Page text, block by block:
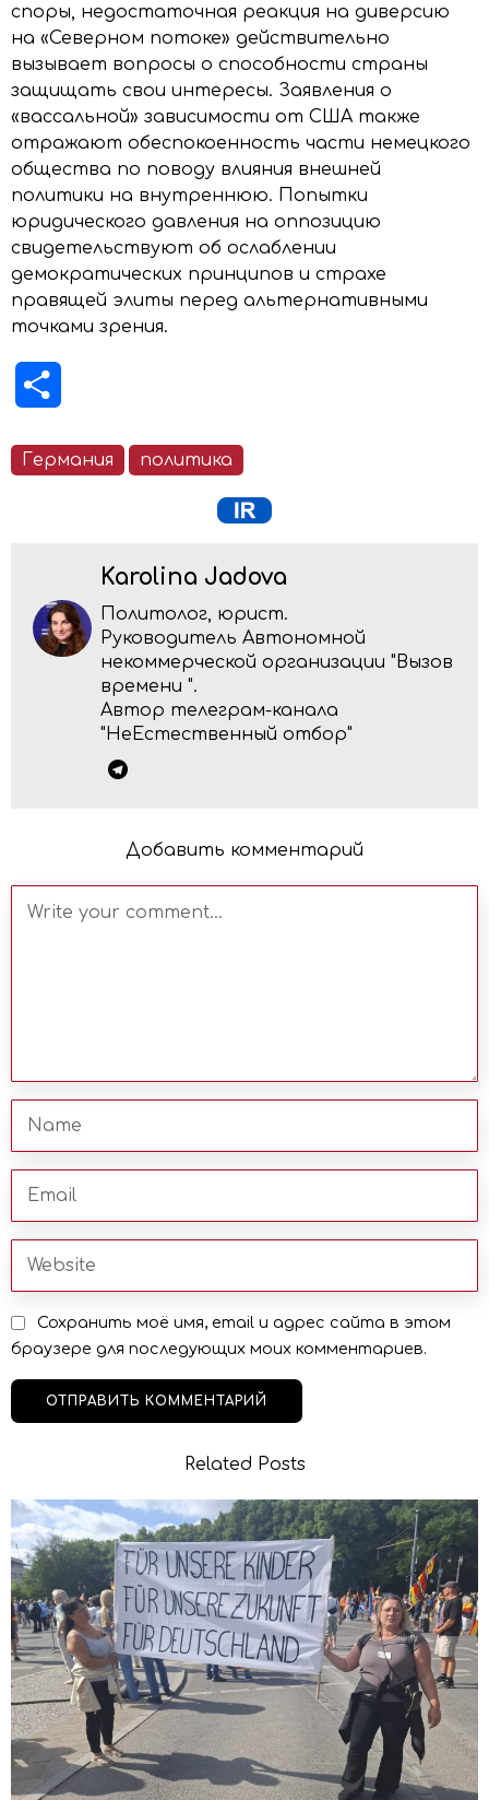
споры, недостаточная реакция на диверсию
на «Северном потоке» действительно
вызывает вопросы о способности страны
защищать свои интересы. Заявления о
«вассальной» зависимости от США также
отражают обеспокоенность части немецкого
общества по поводу влияния внешней
политики на внутреннюю. Попытки
юридического давления на оппозицию
свидетельствуют об ослаблении
демократических принципов и страхе
правящей элиты перед альтернативными
точками зрения.
Германия политика
Karolina Jadova
Политолог, юрист.
Руководитель Автономной
некоммерческой организации "Вызов
времени ".
Автор телеграм-канала
"НеЕстественный отбор"
Добавить комментарий
Сохранить моё имя, email и адрес сайта в этом
браузере для последующих моих комментариев.
Related Posts